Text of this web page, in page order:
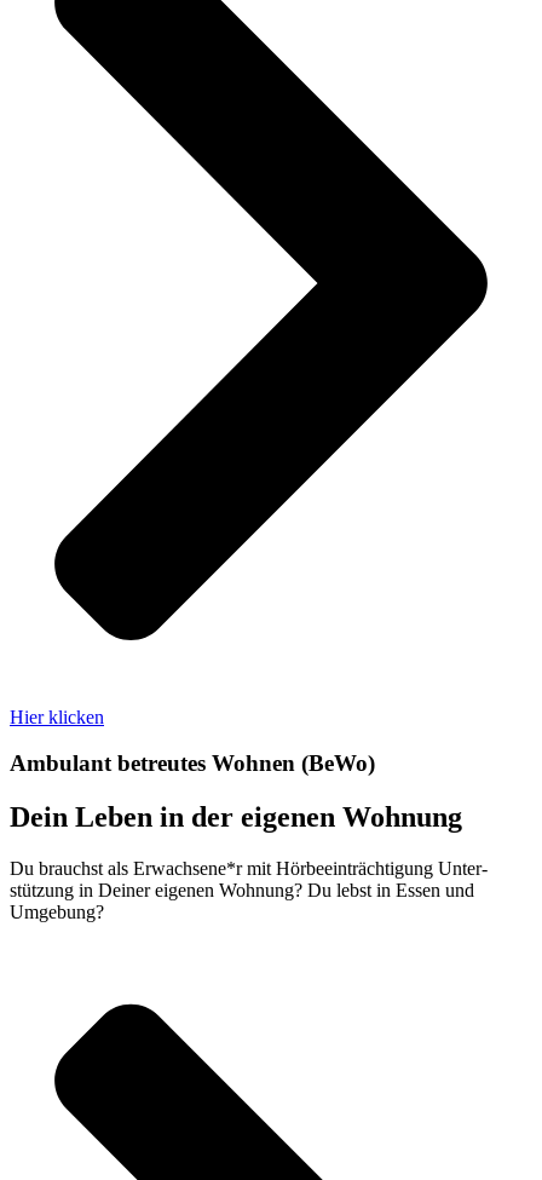
Hier klicken
Ambulant betreutes Wohnen (BeWo)
Dein Leben in der eigenen Wohnung
Du brauchst als Erwachsene*r mit Hör­beein­träch­tigung Unter­
stützung in Deiner eigenen Wohnung? Du lebst in Essen und
Umgebung?